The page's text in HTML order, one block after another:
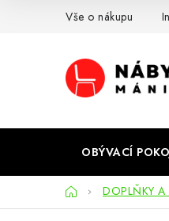
Vše o nákupu
OBÝVACÍ
DomůDOPLŇKY A